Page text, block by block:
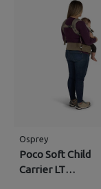
Osprey
Poco Soft Child
Carrier LT